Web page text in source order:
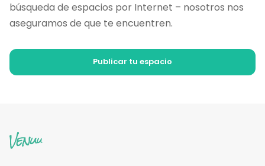
búsqueda de espacios por Internet – nosotros nos
aseguramos de que te encuentren.
Publicar tu espacio